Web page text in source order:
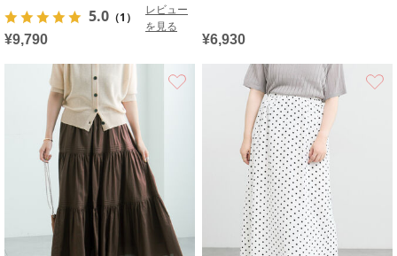
5.0 （1）
レビュー
を見る
¥9,790
¥6,930
お気に入り